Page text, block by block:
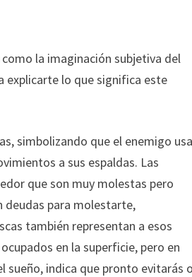
la imaginación subjetiva del
explicarte lo que significa este
simbolizando que el enemigo
a sus espaldas. Las
que son muy molestas pero
deudas para molestarte,
también representan a esos
en la superficie, pero en
sueño, indica que pronto evitarás